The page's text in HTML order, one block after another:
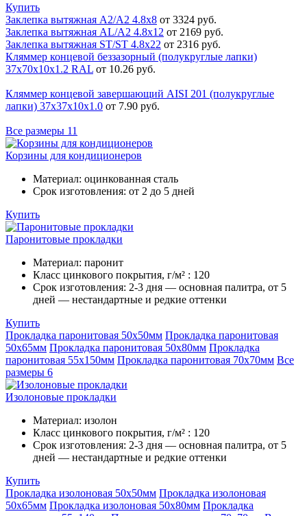
Купить
Заклепка вытяжная A2/A2 4.8х8 от 3324 руб.
Заклепка вытяжная AL/A2 4.8х12 от 2169 руб.
Заклепка вытяжная ST/ST 4.8х22 от 2316 руб.
Кляммер концевой беззазорный (полукруглые лапки)
37х70х10х1.2 RAL от 10.26 руб.
Кляммер концевой завершающий AISI 201 (полукруглые
лапки) 37х37х10х1.0 от 7.90 руб.
Все размеры 11
Корзины для кондиционеров
Материал: оцинкованная сталь
Срок изготовления: от 2 до 5 дней
Купить
Паронитовые прокладки
Материал: паронит
Класс цинкового покрытия, г/м² : 120
Срок изготовления: 2-3 дня — основная палитра, от 5
дней — нестандартные и редкие оттенки
Купить
Прокладка паронитовая 50х50мм Прокладка паронитовая
50х65мм Прокладка паронитовая 50х80мм Прокладка
паронитовая 55х150мм Прокладка паронитовая 70х70мм Все
размеры 6
Изолоновые прокладки
Материал: изолон
Класс цинкового покрытия, г/м² : 120
Срок изготовления: 2-3 дня — основная палитра, от 5
дней — нестандартные и редкие оттенки
Купить
Прокладка изолоновая 50х50мм Прокладка изолоновая
50х65мм Прокладка изолоновая 50х80мм Прокладка